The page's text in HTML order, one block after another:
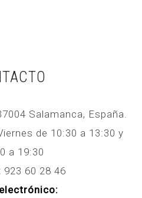
Salamanca, España.
de 10:30 a 13:30 y
a 19:30
923 60 28 46